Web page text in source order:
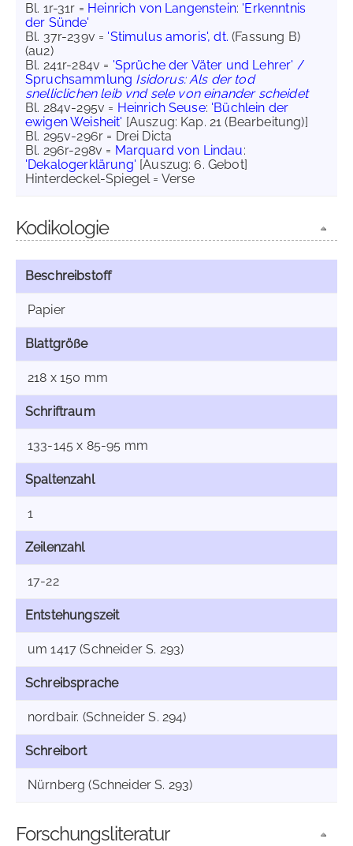
Bl. 1r-31r = Heinrich von Langenstein: 'Erkenntnis
der Sünde'
Bl. 37r-239v = 'Stimulus amoris', dt. (Fassung B)
(au2)
Bl. 241r-284v = 'Sprüche der Väter und Lehrer' /
Spruchsammlung Isidorus: Als der tod
snelliclichen leib vnd sele von einander scheidet
Bl. 284v-295v = Heinrich Seuse: 'Büchlein der
ewigen Weisheit' [Auszug: Kap. 21 (Bearbeitung)]
Bl. 295v-296r = Drei Dicta
Bl. 296r-298v = Marquard von Lindau:
'Dekalogerklärung' [Auszug: 6. Gebot]
Hinterdeckel-Spiegel = Verse
Kodikologie
Beschreibstoff
Papier
Blattgröße
218 x 150 mm
Schriftraum
133-145 x 85-95 mm
Spaltenzahl
1
Zeilenzahl
17-22
Entstehungszeit
um 1417 (Schneider S. 293)
Schreibsprache
nordbair. (Schneider S. 294)
Schreibort
Nürnberg (Schneider S. 293)
Forschungsliteratur